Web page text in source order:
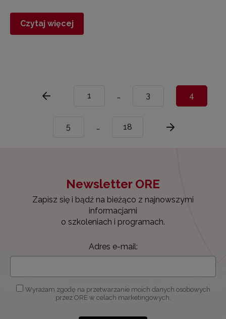
Czytaj więcej
1 … 3 4
5 … 18
Newsletter ORE
Zapisz się i bądź na bieżąco z najnowszymi
informacjami
o szkoleniach i programach.
Adres e-mail:
Wyrażam zgodę na przetwarzanie moich danych osobowych
przez ORE w celach marketingowych.